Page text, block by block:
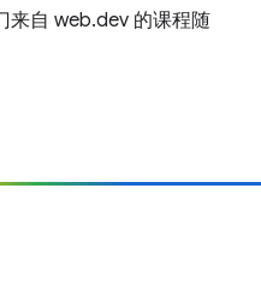
来自 web.dev 的课程随